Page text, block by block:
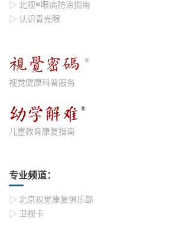
▷ 北视®眼病防治指南
▷ 认识青光眼
视觉健康科普服务
儿童教育康复指南
专业频道：
▷ 北京视觉康复俱乐部
▷ 卫视卡